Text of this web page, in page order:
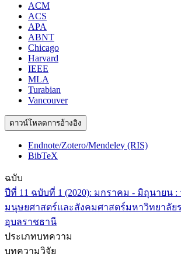
ACM
ACS
APA
ABNT
Chicago
Harvard
IEEE
MLA
Turabian
Vancouver
ดาวน์โหลดการอ้างอิง
Endnote/Zotero/Mendeley (RIS)
BibTeX
ฉบับ
ปีที่ 11 ฉบับที่ 1 (2020): มกราคม - มิถุนายน :
มนุษยศาสตร์และสังคมศาสตร์มหาวิทยาลัย
อุบลราชธานี
ประเภทบทความ
บทความวิจัย